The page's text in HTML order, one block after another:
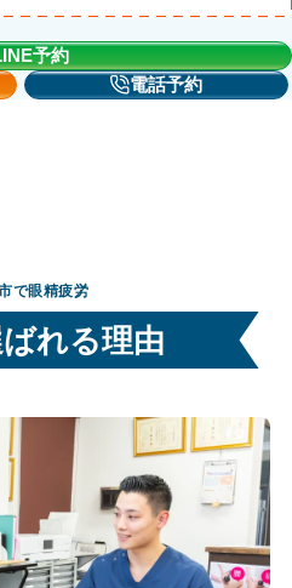
予約
電話予約
で眼精疲労
れる理由